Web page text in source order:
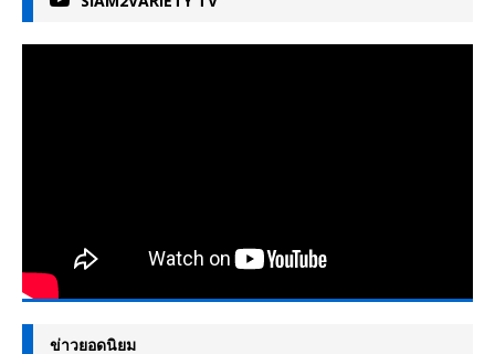
ข่าวยอดนิยม